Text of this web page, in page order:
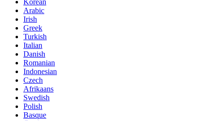
Arabic
Irish
Greek
Turkish
Italian
Danish
Romanian
Indonesian
Czech
Afrikaans
Swedish
Polish
Basque